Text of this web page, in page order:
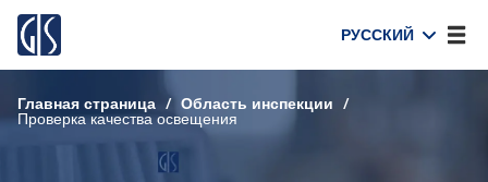
РУССКИЙ
Главная страница / Область инспекции /
Проверка качества освещения